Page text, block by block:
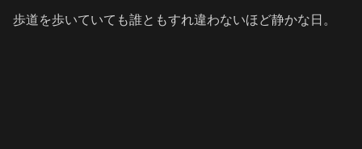
歩道を歩いていても誰ともすれ違わないほど静かな日。